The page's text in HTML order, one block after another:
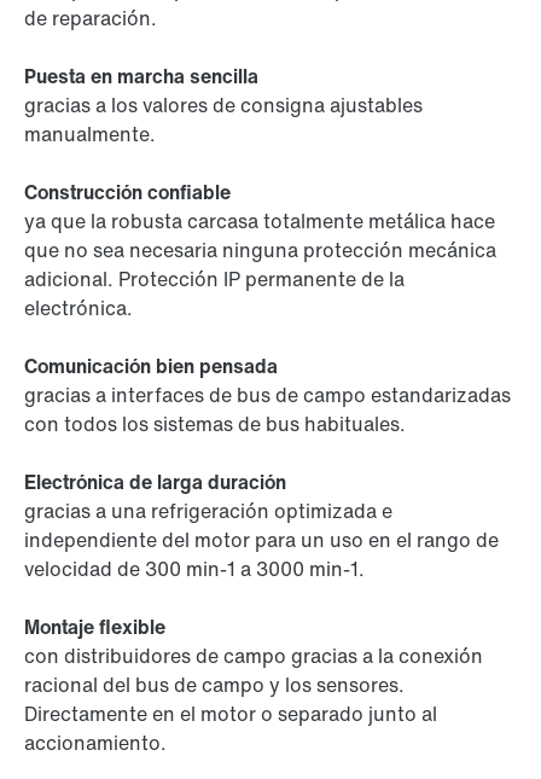
de reparación.
Puesta en marcha sencilla
gracias a los valores de consigna ajustables
manualmente.
Construcción confiable
ya que la robusta carcasa totalmente metálica hace
que no sea necesaria ninguna protección mecánica
adicional. Protección IP permanente de la
electrónica.
Comunicación bien pensada
gracias a interfaces de bus de campo estandarizadas
con todos los sistemas de bus habituales.
Electrónica de larga duración
gracias a una refrigeración optimizada e
independiente del motor para un uso en el rango de
velocidad de 300 min-1 a 3000 min-1.
Montaje flexible
con distribuidores de campo gracias a la conexión
racional del bus de campo y los sensores.
Directamente en el motor o separado junto al
accionamiento.